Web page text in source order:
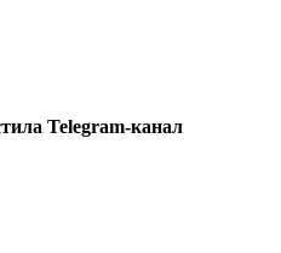
Telegram-канал